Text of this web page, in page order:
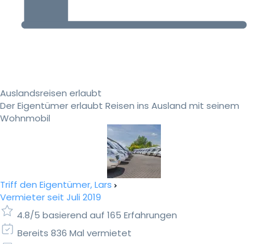
Auslandsreisen erlaubt
Der Eigentümer erlaubt Reisen ins Ausland mit seinem
Wohnmobil
Triff den Eigentümer, Lars
Vermieter seit Juli 2019
4.8/5 basierend auf 165 Erfahrungen
Bereits 836 Mal vermietet